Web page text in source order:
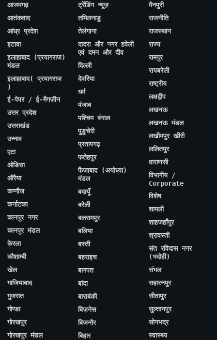
आजमगढ़
आतंकवाद
आंध्र प्रदेश
इटावा
इलाहाबाद (प्रयागराज)
मंडल
इलाहाबाद( प्रयागराज
)
ई-पेपर / ई-मैगज़ीन
उत्तर प्रदेश
उत्तराखंड
उन्नाव
एटा
ओडिसा
औरैया
कन्नौज
कर्नाटका
कानपुर नगर
कानपुर मंडल
केरला
कौशाम्बी
खेल
गाजियाबाद
गुजरात
गोण्डा
गोरखपुर
गोरखपुर मंडल
ट्रेंडिंग न्यूज़
तमिलनाडु
तेलंगाना
दादरा और नगर हवेली
एवं दमन और दीव
दिल्ली
देवरिया
धर्म
पंजाब
पश्चिम बंगाल
पुडुचेरी
प्रतापगढ़
फतेहपुर
फैजाबाद (अयोध्या)
मंडल
बदायूँ
बरेली
बलरामपुर
बलिया
बस्ती
बहराइच
बागपत
बांदा
बाराबंकी
बिज़नेस
बिजनौर
बिहार
मैनपुरी
राजनीति
राजस्थान
राज्य
रामपुर
रायबरेली
राष्ट्रीय
लक्षद्वीप
लखनऊ
लखनऊ मंडल
लखीमपुर खीरी
ललितपुर
वाराणसी
विभागीय /
Corporate
विशेष
शामली
शाहजहाँपुर
श्रावस्ती
संत रविदास नगर
(भदोही)
संभल
सहारनपुर
सीतापुर
सुल्तानपुर
सोनभद्र
स्वास्थ्य